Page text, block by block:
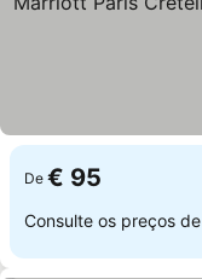
De € 95
Consulte os preços de